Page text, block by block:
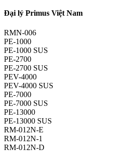
Đại lý Primus Việt Nam
RMN-006
PE-1000
PE-1000 SUS
PE-2700
PE-2700 SUS
PEV-4000
PEV-4000 SUS
PE-7000
PE-7000 SUS
PE-13000
PE-13000 SUS
RM-012N-E
RM-012N-1
RM-012N-D